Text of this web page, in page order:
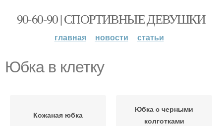
90-60-90 | СПОРТИВНЫЕ ДЕВУШКИ
главная новости статьи
Юбка в клетку
Кожаная юбка
Юбка с черными
колготками